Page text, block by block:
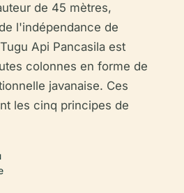
de 45 mètres,
l'indépendance de
Api Pancasila est
colonnes en forme de
javanaise. Ces
les cinq principes de